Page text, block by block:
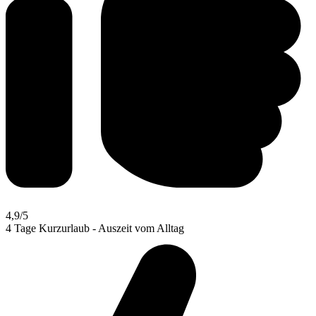
4,9/5
4 Tage Kurzurlaub - Auszeit vom Alltag